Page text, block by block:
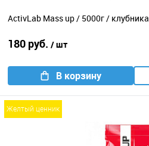
ActivLab Mass up / 5000г / клубника
180 руб. / шт
В корзину
желтый ценник